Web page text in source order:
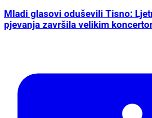
Mladi glasovi oduševili Tisno:
pjevanja završila velikim